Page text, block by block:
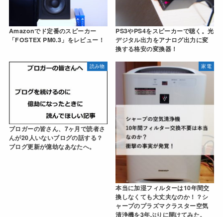
Amazonでド定番のスピーカー
「FOSTEX PM0.3」をレビュー！
PS3やPS4をスピーカーで聴く。光
デジタル出力をアナログ出力に変
換する格安の変換器！
読み物
ブロガーの皆さん、7ヶ月で読者さ
んが20人いないブログの話する？
ブログ更新が億劫なあなたへ。
家電
本当に加湿フィルターは10年間交
換しなくても大丈夫なのか！？シ
ャープのプラズマクラスター空気
清浄機を3年ぶりに開けてみた。